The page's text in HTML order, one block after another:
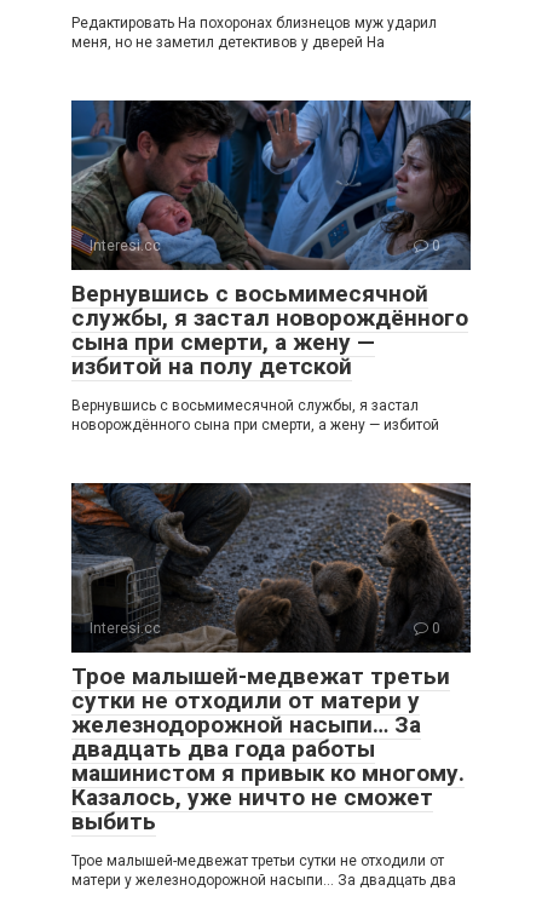
Редактировать На похоронах близнецов муж ударил
меня, но не заметил детективов у дверей На
Interesi.cc 0
Вернувшись с восьмимесячной
службы, я застал новорождённого
сына при смерти, а жену —
избитой на полу детской
Вернувшись с восьмимесячной службы, я застал
новорождённого сына при смерти, а жену — избитой
Interesi.cc 0
Трое малышей-медвежат третьи
сутки не отходили от матери у
железнодорожной насыпи… За
двадцать два года работы
машинистом я привык ко многому.
Казалось, уже ничто не сможет
выбить
Трое малышей-медвежат третьи сутки не отходили от
матери у железнодорожной насыпи… За двадцать два